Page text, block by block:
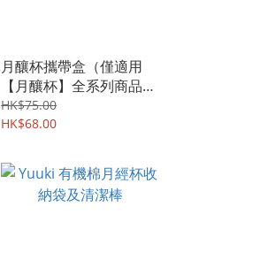
月釀杯攜帶盒（僅適用
【月釀杯】全系列商品，
碟片不適用）
HK$75.00
HK$68.00